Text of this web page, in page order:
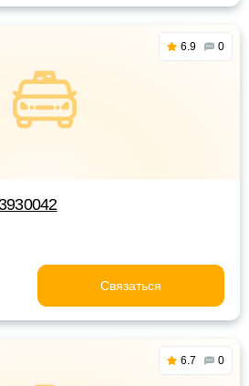
6.9 0
Связаться
6.7 0